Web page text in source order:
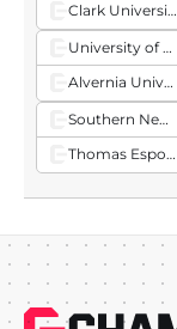
Clark University Red
University of Ottawa Garnet
Alvernia University
Southern New Hampshire University Sapphire
Thomas Esports